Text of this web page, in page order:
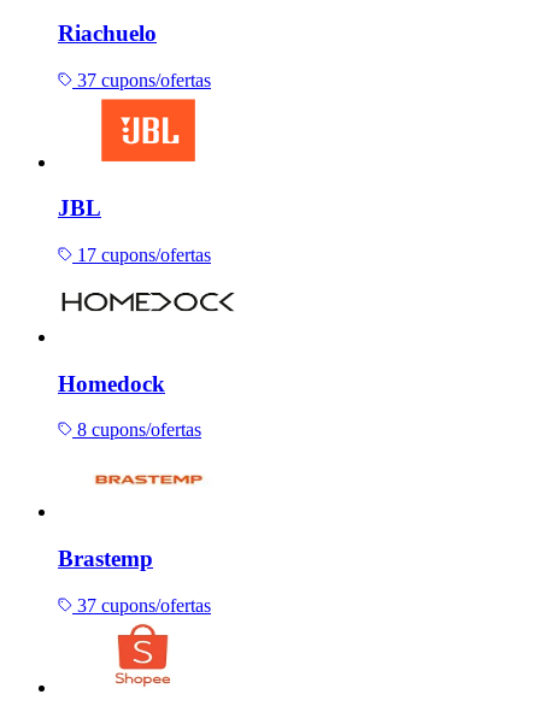
Riachuelo
37 cupons/ofertas
JBL
17 cupons/ofertas
Homedock
8 cupons/ofertas
Brastemp
37 cupons/ofertas